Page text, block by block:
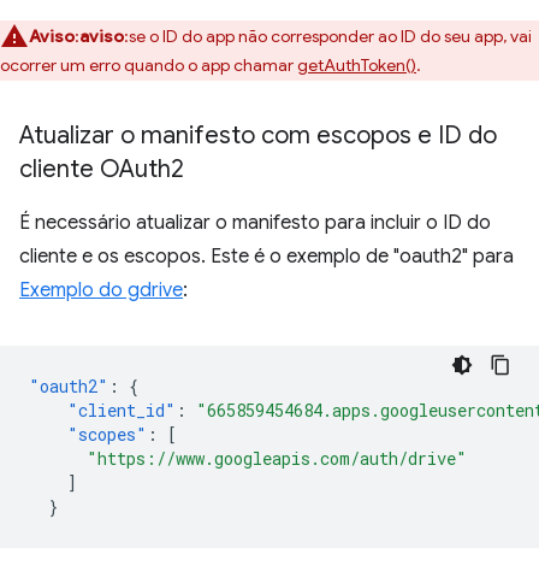
Aviso:aviso:se o ID do app não corresponder ao ID do seu app, vai
ocorrer um erro quando o app chamargetAuthToken().
Atualizar o manifesto com escopos e ID do
cliente OAuth2
É necessário atualizar o manifesto para incluir o ID do
cliente e os escopos. Este é o exemplo de "oauth2" para
Exemplo do gdrive:
"oauth2" :
{
"client_id" :
"scopes" :
[
"https://www.googleapis.com/auth/drive"
]
}